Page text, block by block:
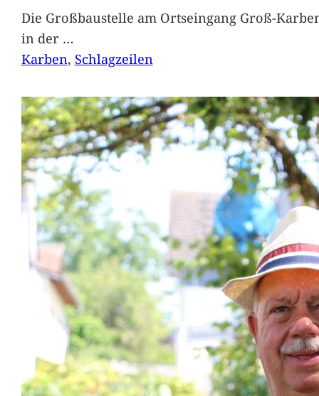
Die Großbaustelle am Ortseingang Groß-
in der …
Karben, Schlagzeilen